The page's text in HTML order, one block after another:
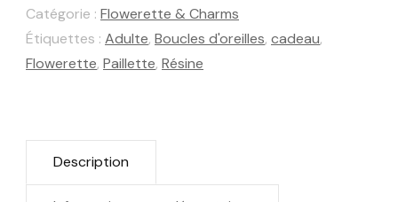
Catégorie : Flowerette & Charms
Étiquettes : Adulte, Boucles d'oreilles, cadeau,
Flowerette, Paillette, Résine
Description